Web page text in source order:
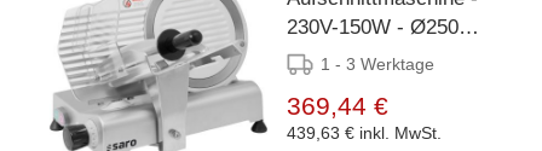
230V-150W - Ø250mm
- 520x460x(h)380mm
1 - 3 Werktage
369,44 €
439,63 € inkl. MwSt.